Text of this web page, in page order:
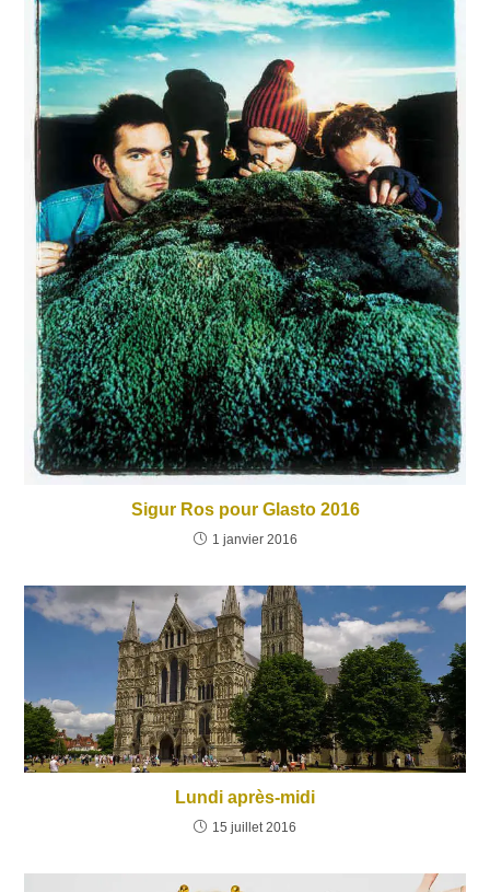
Sigur Ros pour Glasto 2016
1 janvier 2016
Lundi après-midi
15 juillet 2016